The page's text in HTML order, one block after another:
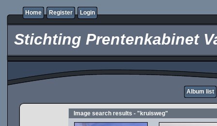
Home Register Login
Stichting Prentenkabinet
Album list
Image search results - "kruisweg"